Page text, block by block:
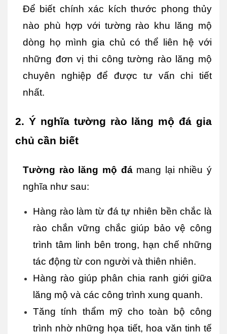
Để biết chính xác kích thước phong thủy
nào phù hợp với tường rào khu lăng mộ
dòng họ mình gia chủ có thể liên hệ với
những đơn vị thi công tường rào lăng mộ
chuyên nghiệp để được tư vấn chi tiết
nhất.
2. Ý nghĩa tường rào lăng mộ đá gia
chủ cần biết
Tường rào lăng mộ đá mang lại nhiều ý
nghĩa như sau:
Hàng rào làm từ đá tự nhiên bền chắc là
rào chắn vững chắc giúp bảo vệ công
trình tâm linh bên trong, hạn chế những
tác động từ con người và thiên nhiên.
Hàng rào giúp phân chia ranh giới giữa
lăng mộ và các công trình xung quanh.
Tăng tính thẩm mỹ cho toàn bộ công
trình nhờ những họa tiết, hoa văn tinh tế